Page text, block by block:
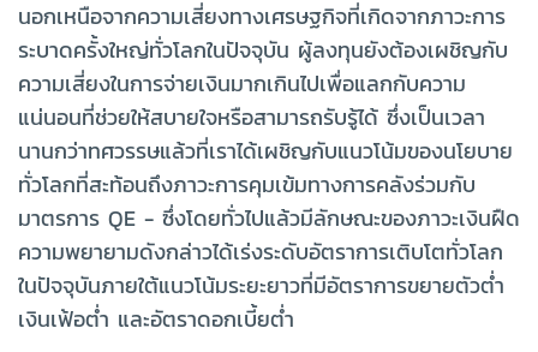
นอกเหนือจากความเสี่ยงทางเศรษฐกิจที่เกิดจากภาวะการ
ระบาดครั้งใหญ่ทั่วโลกในปัจจุบัน ผู้ลงทุนยังต้องเผชิญกับ
ความเสี่ยงในการจ่ายเงินมากเกินไปเพื่อแลกกับความ
แน่นอนที่ช่วยให้สบายใจหรือสามารถรับรู้ได้ ซึ่งเป็นเวลา
นานกว่าทศวรรษแล้วที่เราได้เผชิญกับแนวโน้มของนโยบาย
ทั่วโลกที่สะท้อนถึงภาวะการคุมเข้มทางการคลังร่วมกับ
มาตรการ QE - ซึ่งโดยทั่วไปแล้วมีลักษณะของภาวะเงินฝืด
ความพยายามดังกล่าวได้เร่งระดับอัตราการเติบโตทั่วโลก
ในปัจจุบันภายใต้แนวโน้มระยะยาวที่มีอัตราการขยายตัวต่ำ
เงินเฟ้อต่ำ และอัตราดอกเบี้ยต่ำ